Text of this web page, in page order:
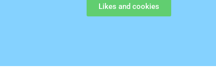
Likes and cookies